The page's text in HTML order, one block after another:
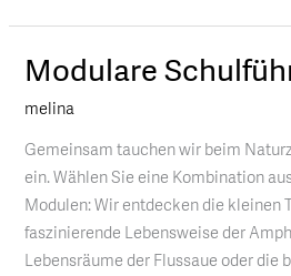
Modulare
melina
Gemeinsam tauchen wir beim
ein. Wählen Sie eine Kombination
Modulen: Wir entdecken die kleinen
faszinierende Lebensweise der
Lebensräume der Flussaue oder die
Modulare